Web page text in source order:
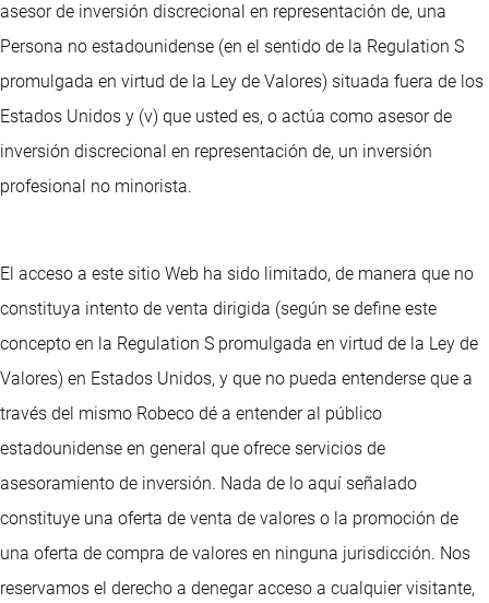
asesor de inversión discrecional en representación de, una
Persona no estadounidense (en el sentido de la Regulation S
promulgada en virtud de la Ley de Valores) situada fuera de los
Estados Unidos y (v) que usted es, o actúa como asesor de
inversión discrecional en representación de, un inversión
profesional no minorista.
El acceso a este sitio Web ha sido limitado, de manera que no
constituya intento de venta dirigida (según se define este
concepto en la Regulation S promulgada en virtud de la Ley de
Valores) en Estados Unidos, y que no pueda entenderse que a
través del mismo Robeco dé a entender al público
estadounidense en general que ofrece servicios de
asesoramiento de inversión. Nada de lo aquí señalado
constituye una oferta de venta de valores o la promoción de
una oferta de compra de valores en ninguna jurisdicción. Nos
reservamos el derecho a denegar acceso a cualquier visitante,